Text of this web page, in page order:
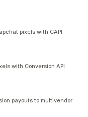
pixels with CAPI
with Conversion API
payouts to multivendor